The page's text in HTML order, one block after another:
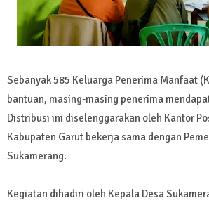
Sebanyak 585 Keluarga Penerima Manfaat
bantuan, masing-masing penerima
Distribusi ini diselenggarakan oleh Kantor
Kabupaten Garut bekerja sama dengan
Sukamerang.
Kegiatan dihadiri oleh Kepala Desa